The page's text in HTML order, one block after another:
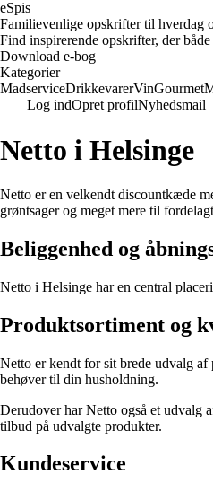
eSpis
Familievenlige opskrifter til hverdag
Find inspirerende opskrifter, der
Download e-bog
Kategorier
MadserviceDrikkevarerVinGourmet
Log indOpret profilNyhedsmail
Netto i Helsinge
Netto er en velkendt discountkæde
grøntsager og meget mere til
Beliggenhed og
Netto i Helsinge har en central
Produktsortiment og
Netto er kendt for sit brede udvalg
behøver til din husholdning.
Derudover har Netto også et udvalg
tilbud på udvalgte produkter.
Kundeservice